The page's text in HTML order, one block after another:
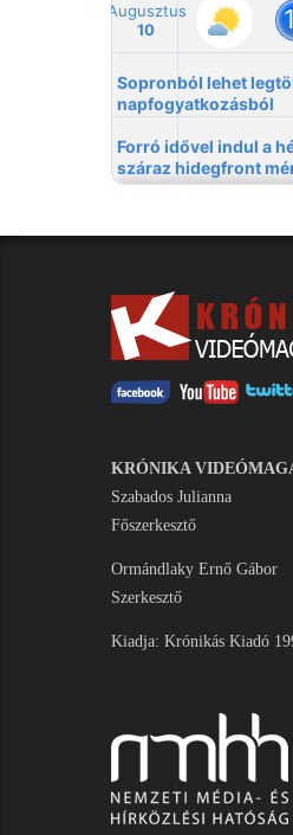
KRÓNIKA
Szabados Julianna
Főszerkesztő
Ormándlaky Ernő Gábor
Szerkesztő
Kiadja: Krónikás Kiadó